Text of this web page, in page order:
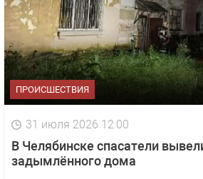
ПРОИСШЕСТВИЯ
31 июля 2026 12:00
В Челябинске спасатели
задымлённого дома